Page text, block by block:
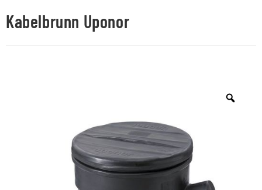
Kabelbrunn Uponor